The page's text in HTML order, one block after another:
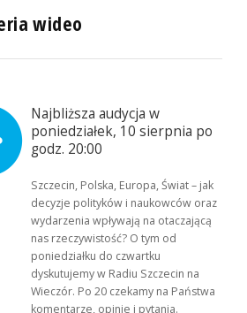
wideo
Najbliższa audycja w
poniedziałek, 10 sierpnia po
godz. 20:00
Szczecin, Polska, Europa, Świat – jak
decyzje polityków i naukowców oraz
wydarzenia wpływają na otaczającą
nas rzeczywistość? O tym od
poniedziałku do czwartku
dyskutujemy w Radiu Szczecin na
Wieczór. Po 20 czekamy na Państwa
komentarze, opinie i pytania.